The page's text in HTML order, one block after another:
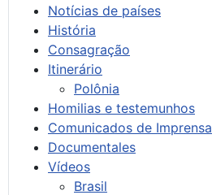
Notícias de países
História
Consagração
Itinerário
Polônia
Homilias e testemunhos
Comunicados de Imprensa
Documentales
Vídeos
Brasil